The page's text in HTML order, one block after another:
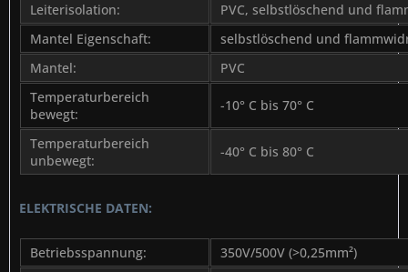
Leiterisolation:
PVC, selbstlöschend und
Mantel Eigenschaft:
selbstlöschend und
Mantel:
PVC
Temperaturbereich
bewegt:
-10° C bis 70° C
Temperaturbereich
unbewegt:
-40° C bis 80° C
ELEKTRISCHE DATEN:
Betriebsspannung:
350V/500V (>0,25mm²)